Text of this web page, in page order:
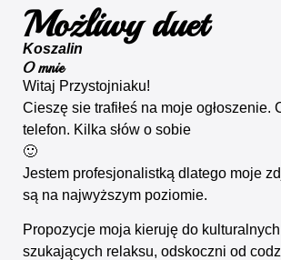
Możliwy duet
Koszalin
O mnie
Witaj Przystojniaku!
Cieszę sie trafiłeś na moje ogłoszenie.
telefon. Kilka słów o sobie
🙂
Jestem profesjonalistką dlatego moje
są na najwyższym poziomie.
Propozycje moja kieruję do
szukających relaksu, odskoczni od